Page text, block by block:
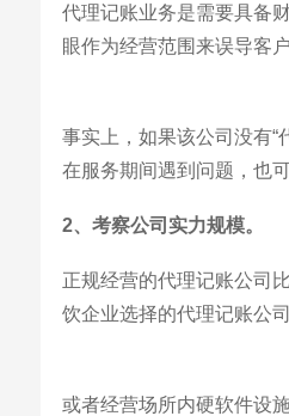
代理记账业务是需要具备
眼作为经营范围来误导客户
事实上，如果该公司没有
在服务期间遇到问题，也
2、考察公司实力规模。
正规经营的代理记账公司
饮企业选择的代理记账公
或者经营场所内硬软件设